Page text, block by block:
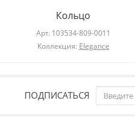
Кольцо
Арт. 103534-809-0011
Коллекция: Elegance
ПОДПИСАТЬСЯ